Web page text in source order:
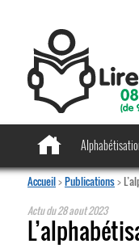
Accueil>Publications>
Actu du28 aout 2023